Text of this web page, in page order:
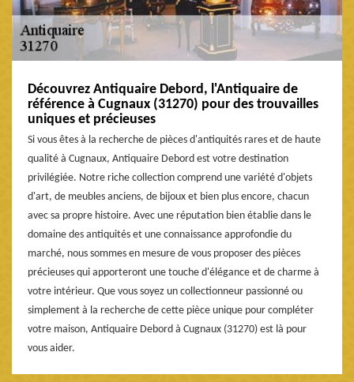
Découvrez Antiquaire Debord, l'Antiquaire de
référence à Cugnaux (31270) pour des trouvailles
uniques et précieuses
Si vous êtes à la recherche de pièces d'antiquités rares et de haute
qualité à Cugnaux, Antiquaire Debord est votre destination
privilégiée. Notre riche collection comprend une variété d'objets
d'art, de meubles anciens, de bijoux et bien plus encore, chacun
avec sa propre histoire. Avec une réputation bien établie dans le
domaine des antiquités et une connaissance approfondie du
marché, nous sommes en mesure de vous proposer des pièces
précieuses qui apporteront une touche d'élégance et de charme à
votre intérieur. Que vous soyez un collectionneur passionné ou
simplement à la recherche de cette pièce unique pour compléter
votre maison, Antiquaire Debord à Cugnaux (31270) est là pour
vous aider.